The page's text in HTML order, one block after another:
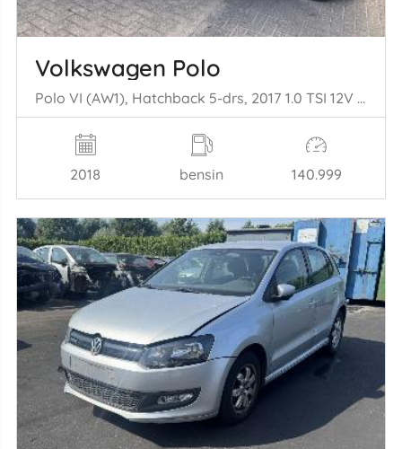
Volkswagen Polo
Polo VI (AW1), Hatchback 5-drs, 2017 1.0 TSI 12V BlueMotion
2018 bensin 140.999